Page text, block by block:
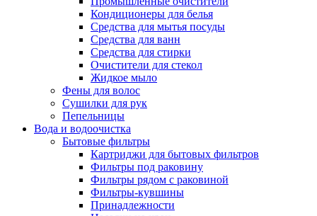
Кондиционеры для белья
Средства для мытья посуды
Средства для ванн
Средства для стирки
Очистители для стекол
Жидкое мыло
Фены для волос
Сушилки для рук
Пепельницы
Вода и водоочистка
Бытовые фильтры
Картриджи для бытовых фильтров
Фильтры под раковину
Фильтры рядом с раковиной
Фильтры-кувшины
Принадлежности